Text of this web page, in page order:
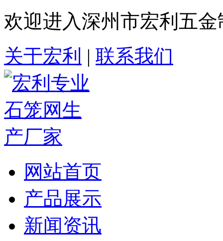
欢迎进入深州市宏利五
关于宏利 | 联系我们
网站首页
产品展示
新闻资讯